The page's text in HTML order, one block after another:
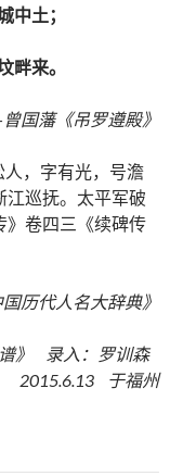
中土；
畔来。
国藩《吊罗遵殿》
，字有光，号澹
江巡抚。太平军破
》卷四三《续碑传
历代人名大辞典》
》 录入：罗训森
2015.6.13 于福州